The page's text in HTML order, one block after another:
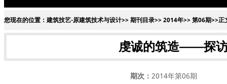
您现在的位置： 建筑技艺-原建筑技术与设计>>期刊目录>>2014年>>第06期>>正
虔诚的筑造——探访
期次： 2014年第06期